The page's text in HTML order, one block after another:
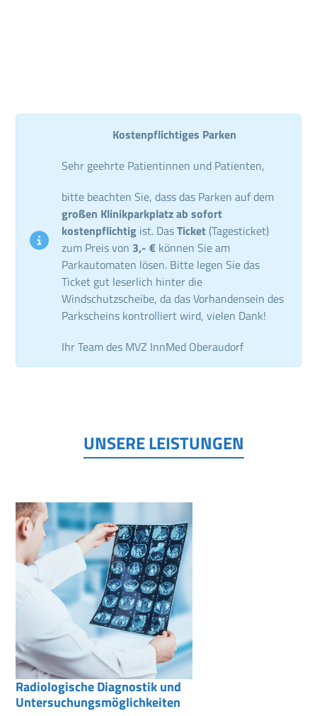
Kostenpflichtiges Parken
Sehr geehrte Patientinnen und Patienten,
bitte beachten Sie, dass das Parken auf dem
großen Klinikparkplatz ab sofort
kostenpflichtig ist. DasTicket (Tagesticket)
zum Preis von 3,- € können Sie am
Parkautomaten lösen. Bitte legen Sie das
Ticket gut leserlich hinter die
Windschutzscheibe, da das Vorhandensein des
Parkscheins kontrolliert wird, vielen Dank!
Ihr Team des MVZ InnMed Oberaudorf
UNSERE LEISTUNGEN
Radiologische Diagnostik und
Untersuchungsmöglichkeiten